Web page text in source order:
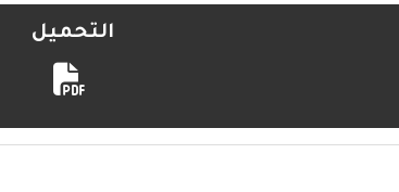
التحميل